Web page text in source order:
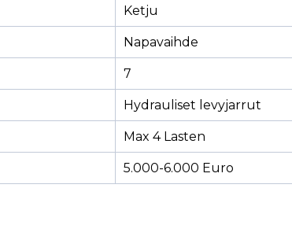
Ketju
Napavaihde
7
Hydrauliset levyjarrut
Max 4 Lasten
5.000-6.000 Euro